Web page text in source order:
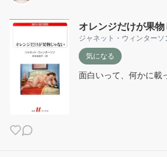
オレンジだけが果
ジャネット・ウィンターソ
気になる
面白いって、何かに